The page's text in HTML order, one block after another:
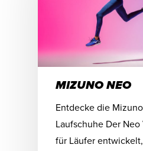
MIZUNO NEO
Entdecke die
Laufschuhe Der
für Läufer